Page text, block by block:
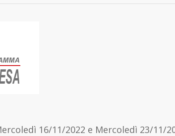
16/11/2022 e Mercoledì 23/11/